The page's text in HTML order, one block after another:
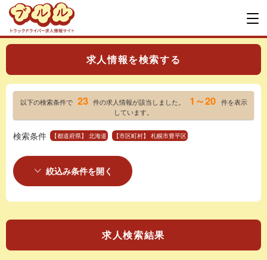
求人情報を検索する
以下の検索条件で 23 件の求人情報が該当しました。 1～20 件を表示
しています。
検索条件 【都道府県】 北海道 【市区町村】 札幌市豊平区
絞込み条件を開く
求人検索結果